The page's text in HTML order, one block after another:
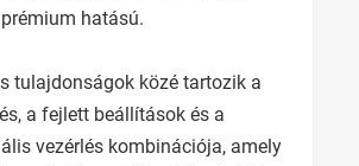
hatású.
tulajdonságok közé tartozik a
a fejlett beállítások és a
vezérlés kombinációja, amely